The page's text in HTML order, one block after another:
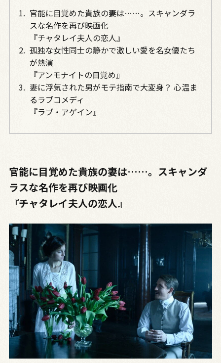
官能に目覚めた貴族の妻は……。スキャンダラ
スな名作を再び映画化
『チャタレイ夫人の恋人』
孤独な女性同士の静かで激しい愛を名女優たち
が熱演
『アンモナイトの目覚め』
妻に浮気された男がモテ指南で大変身？ 心温ま
るラブコメディ
『ラブ・アゲイン』
官能に目覚めた貴族の妻は……。スキャンダ
ラスな名作を再び映画化
『チャタレイ夫人の恋人』